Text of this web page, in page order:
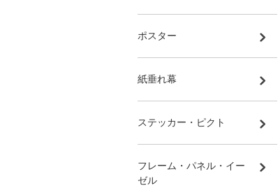
ポスター
紙垂れ幕
ステッカー・ピクト
フレーム・パネル・イー
ゼル